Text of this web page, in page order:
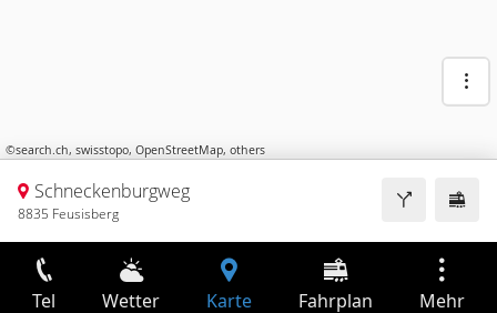
©search.ch, swisstopo, OpenStreetMap, others
Schneckenburgweg
8835 Feusisberg
Tel Wetter Karte Fahrplan Mehr